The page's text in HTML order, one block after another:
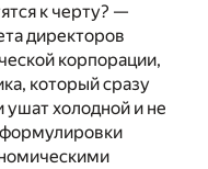
к черту? —
директоров
корпорации,
который сразу
ушат холодной и не